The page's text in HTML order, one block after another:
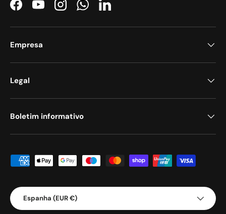
FacebookYouTubeInstagramWhatsAppLinkedIn
Empresa
Legal
Boletim informativo
Métodos de pagamento aceites
País/Região
Espanha (EUR €)